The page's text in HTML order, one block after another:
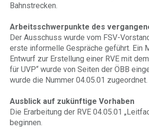
Bahnstrecken.
Arbeitsschwerpunkte des
Der Ausschuss wurde vom FSV-
erste informelle Gespräche geführt. Ein
Entwurf zur Erstellung einer RVE mit
für UVP“ wurde von Seiten der ÖBB
wurde die Nummer 04.05.01 zugeordnet.
Ausblick auf zukünftige Vorhaben
Die Erarbeitung der RVE 04.05.01
beginnen.